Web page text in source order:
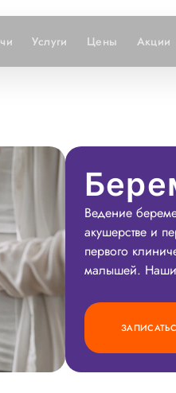
Услуги Цены Акции
Ведение
акушерстве и
первого
малышей. Наши